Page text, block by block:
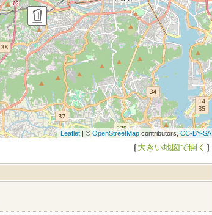
Leaflet| © OpenStreetMapcontributors,CC-BY-SA
［大きい地図で開く ］